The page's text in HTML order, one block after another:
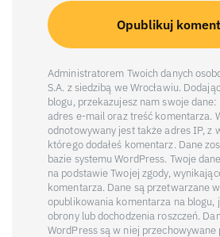
Administratorem Twoich danych
S.A. z siedzibą we Wrocławiu.
blogu, przekazujesz nam swoje
adres e-mail oraz treść komentarza.
odnotowywany jest także adres IP, z
którego dodałeś komentarz. Dane
bazie systemu WordPress. Twoje
na podstawie Twojej zgody,
komentarza. Dane są przetwarzane
opublikowania komentarza na blogu,
obrony lub dochodzenia roszczeń.
WordPress są w niej przechowywane